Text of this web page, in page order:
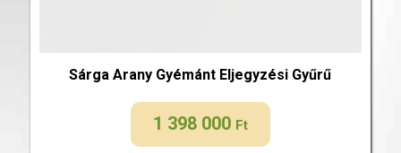
Sárga Arany Gyémánt Eljegyzési Gyűrű
1 398 000 Ft